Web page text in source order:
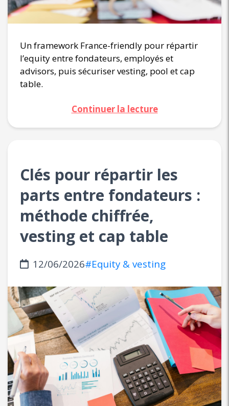
Un framework France-friendly pour répartir
l’equity entre fondateurs, employés et
advisors, puis sécuriser vesting, pool et cap
table.
Continuer la lecture
Clés pour répartir les
parts entre fondateurs :
méthode chiffrée,
vesting et cap table
12/06/2026#Equity & vesting